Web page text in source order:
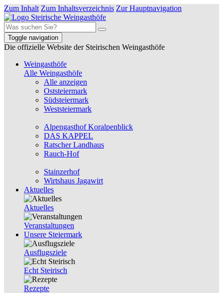
Zum Inhalt Zum Inhaltsverzeichnis Zur Hauptnavigation
Toggle navigation
Die offizielle Website der Steirischen Weingasthöfe
Weingasthöfe
Alle Weingasthöfe
Alle anzeigen
Oststeiermark
Südsteiermark
Weststeiermark
Alpengasthof Koralpenblick
DAS KAPPEL
Ratscher Landhaus
Rauch-Hof
Stainzerhof
Wirtshaus Jagawirt
Aktuelles
Aktuelles
Veranstaltungen
Unsere Steiermark
Ausflugsziele
Echt Steirisch
Rezepte